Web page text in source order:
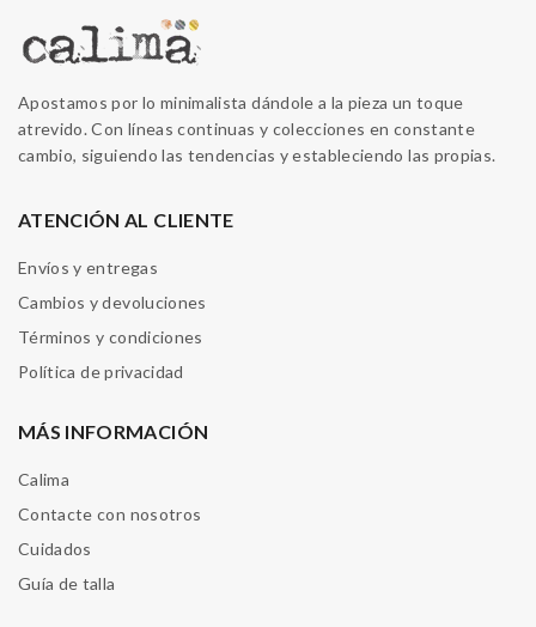
Apostamos por lo minimalista dándole a la pieza un toque
atrevido. Con líneas continuas y colecciones en constante
cambio, siguiendo las tendencias y estableciendo las propias.
ATENCIÓN AL CLIENTE
Envíos y entregas
Cambios y devoluciones
Términos y condiciones
Política de privacidad
MÁS INFORMACIÓN
Calima
Contacte con nosotros
Cuidados
Guía de talla